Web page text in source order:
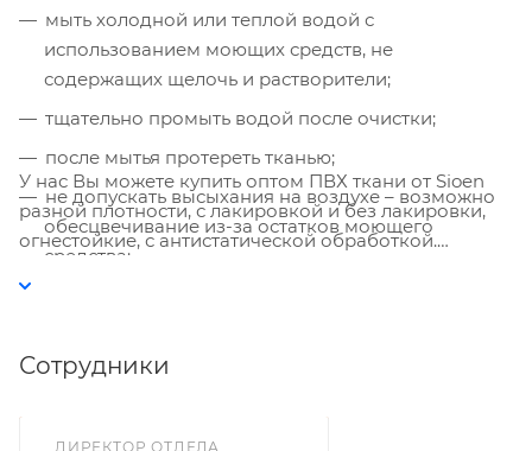
мыть холодной или теплой водой с
использованием моющих средств, не
содержащих щелочь и растворители;
тщательно промыть водой после очистки;
после мытья протереть тканью;
не допускать высыхания на воздухе – возможно
обесцвечивание из-за остатков моющего
средства;
состоянии.
У нас Вы можете купить оптом ПВХ ткани от Sioen
разной плотности, с лакировкой и без лакировки,
огнестойкие, с антистатической обработкой.
Сотрудники
ДИРЕКТОР ОТДЕЛА